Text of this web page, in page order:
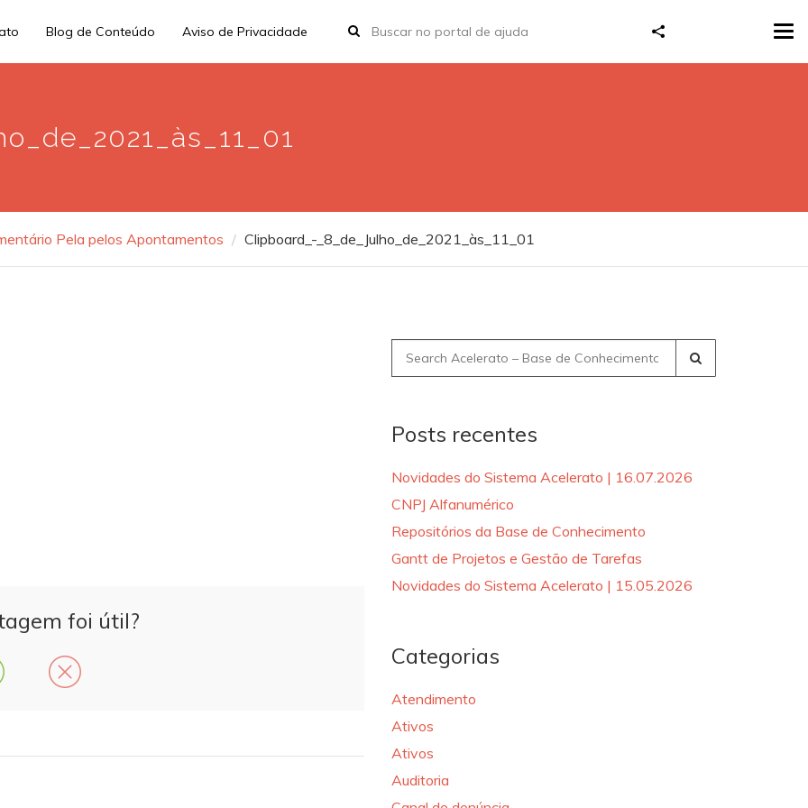
Blog de Conteúdo Aviso de Privacidade
Pela pelos Apontamentos Clipboard_-_8_de_Julho_de_2021_às_11_01
foi útil?
Search
for:
Posts recentes
Novidades do Sistema Acelerato | 16.07.2026
CNPJ Alfanumérico
Repositórios da Base de Conhecimento
Gantt de Projetos e Gestão de Tarefas
Novidades do Sistema Acelerato | 15.05.2026
Categorias
Atendimento
Ativos
Ativos
Auditoria